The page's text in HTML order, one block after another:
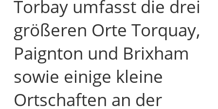
Torbay umfasst die drei
größeren Orte Torquay,
Paignton und Brixham
sowie einige kleine
Ortschaften an der